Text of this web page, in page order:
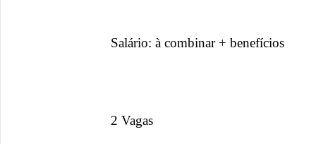
Salário: à combinar + benefícios
2 Vagas